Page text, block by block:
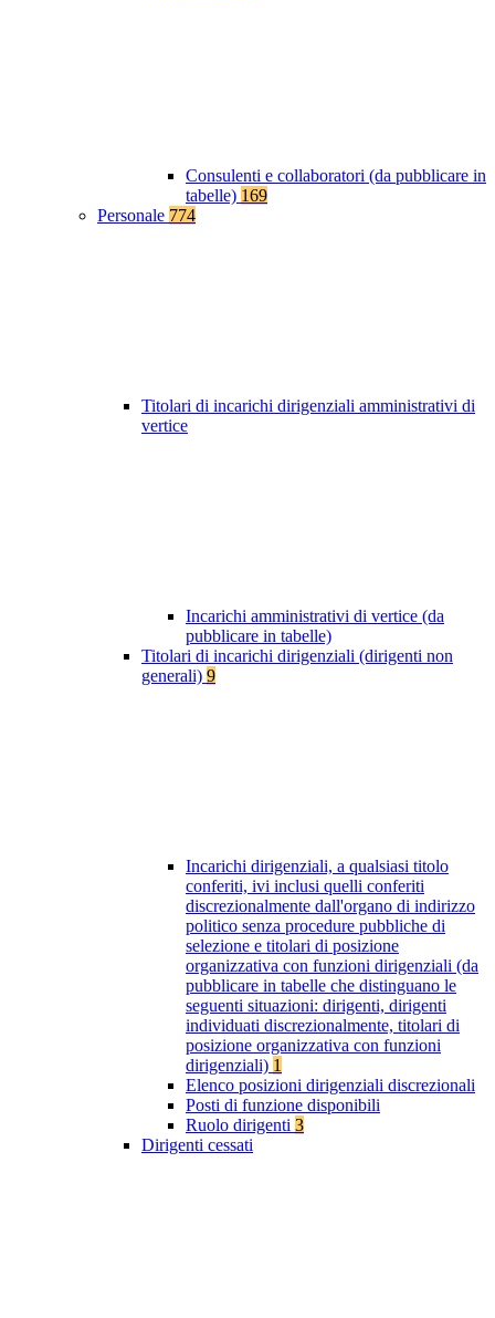
Consulenti e collaboratori (da pubblicare in
tabelle) 169
Personale 774
Titolari di incarichi dirigenziali amministrativi di
vertice
Incarichi amministrativi di vertice (da
pubblicare in tabelle)
Titolari di incarichi dirigenziali (dirigenti non
generali) 9
Incarichi dirigenziali, a qualsiasi titolo
conferiti, ivi inclusi quelli conferiti
discrezionalmente dall'organo di indirizzo
politico senza procedure pubbliche di
selezione e titolari di posizione
organizzativa con funzioni dirigenziali (da
pubblicare in tabelle che distinguano le
seguenti situazioni: dirigenti, dirigenti
individuati discrezionalmente, titolari di
posizione organizzativa con funzioni
dirigenziali) 1
Elenco posizioni dirigenziali discrezionali
Posti di funzione disponibili
Ruolo dirigenti 3
Dirigenti cessati